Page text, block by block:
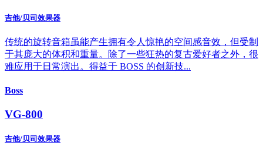
吉他/贝司效果器
传统的旋转音箱虽能产生拥有令人惊艳的空间感音效，但受制
于其庞大的体积和重量。除了一些狂热的复古爱好者之外，很
难应用于日常演出。得益于 BOSS 的创新技...
Boss
VG-800
吉他/贝司效果器